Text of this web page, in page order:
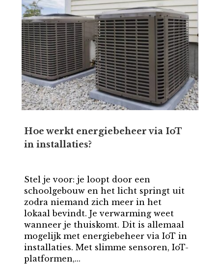
Hoe werkt energiebeheer via IoT
in installaties?
Stel je voor: je loopt door een
schoolgebouw en het licht springt uit
zodra niemand zich meer in het
lokaal bevindt. Je verwarming weet
wanneer je thuiskomt. Dit is allemaal
mogelijk met energiebeheer via IoT in
installaties. Met slimme sensoren, IoT-
platformen,...